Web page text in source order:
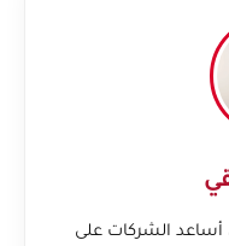
الشركات على